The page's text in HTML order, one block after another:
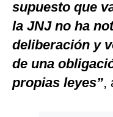
supuesto que
la JNJ no ha
deliberación y
de una
propias leyes”,